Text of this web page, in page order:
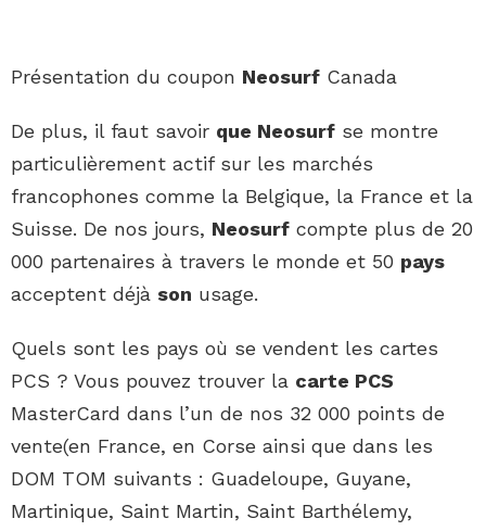
Présentation du coupon Neosurf Canada
De plus, il faut savoir que Neosurf se montre
particulièrement actif sur les marchés
francophones comme la Belgique, la France et la
Suisse. De nos jours, Neosurf compte plus de 20
000 partenaires à travers le monde et 50 pays
acceptent déjà son usage.
Quels sont les pays où se vendent les cartes
PCS ? Vous pouvez trouver la carte PCS
MasterCard dans l’un de nos 32 000 points de
vente(en France, en Corse ainsi que dans les
DOM TOM suivants : Guadeloupe, Guyane,
Martinique, Saint Martin, Saint Barthélemy,